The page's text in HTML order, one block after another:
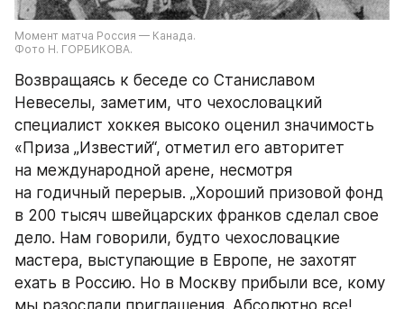
Момент матча Россия — Канада.
Фото Н. ГОРБИКОВА.
Возвращаясь к беседе со Станиславом
Невеселы, заметим, что чехословацкий
специалист хоккея высоко оценил значимость
«Приза „Известий“, отметил его авторитет
на международной арене, несмотря
на годичный перерыв. „Хороший призовой фонд
в 200 тысяч швейцарских франков сделал свое
дело. Нам говорили, будто чехословацкие
мастера, выступающие в Европе, не захотят
ехать в Россию. Но в Москву прибыли все, кому